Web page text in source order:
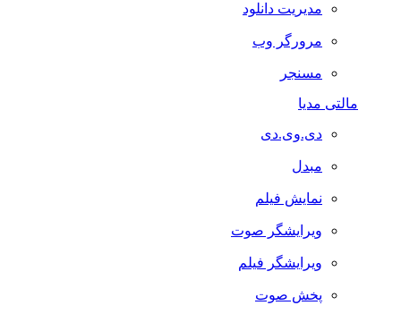
مدیریت دانلود
مرورگر وب
مسنجر
مالتی مدیا
دی.وی.دی
مبدل
نمایش فیلم
ویرایشگر صوت
ویرایشگر فیلم
پخش صوت